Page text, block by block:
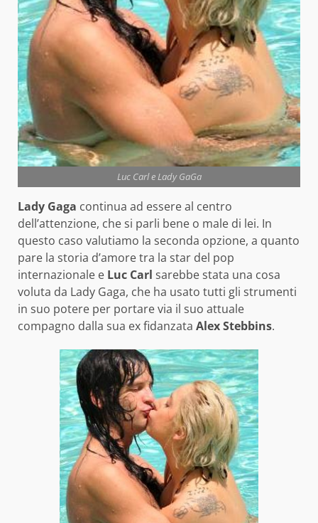
Luc Carl e Lady GaGa
Lady Gaga continua ad essere al centro
dell’attenzione, che si parli bene o male di lei. In
questo caso valutiamo la seconda opzione, a quanto
pare la storia d’amore tra la star del pop
internazionale e Luc Carl sarebbe stata una cosa
voluta da Lady Gaga, che ha usato tutti gli strumenti
in suo potere per portare via il suo attuale
compagno dalla sua ex fidanzata Alex Stebbins.